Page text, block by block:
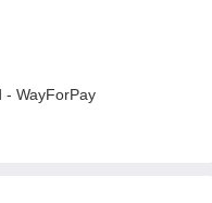
- WayForPay